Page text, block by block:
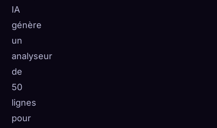
IA
génère
un
analyseur
de
50
lignes
pour